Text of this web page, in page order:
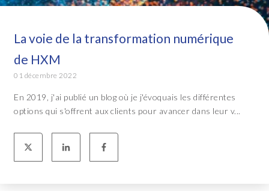
La voie de la transformation numérique
de HXM
01 décembre 2022
En 2019, j'ai publié un blog où je j'évoquais les différentes
options qui s'offrent aux clients pour avancer dans leur v...